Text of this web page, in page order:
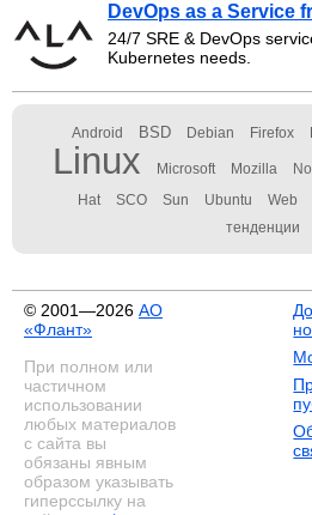
DevOps as a Service
24/7 SRE & DevOps
Kubernetes needs.
Android BSD Debian Firefox
Linux Microsoft Mozilla
Hat SCO Sun Ubuntu Web
тенденции
© 2001—2026 АО
«Флант»
При полном или
частичном
использовании
любых материалов
с сайта вы
обязаны явным
образом указывать
гиперссылку на